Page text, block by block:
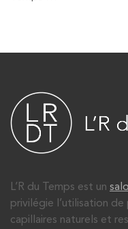
L’R du Temps est un
privilégie l’utilisation
capillaires naturels et